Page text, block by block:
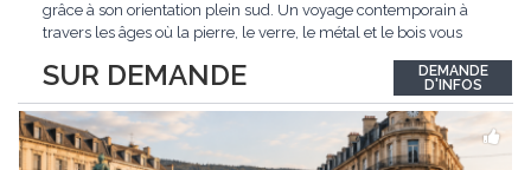
SUR DEMANDE
grâce à son orientation plein sud. Un voyage contemporain à
travers les âges où la pierre, le verre, le métal et le bois vous
de Grandson, entourée de nature et d’un verger de fruitiers, et...
DEMANDE
D'INFOS